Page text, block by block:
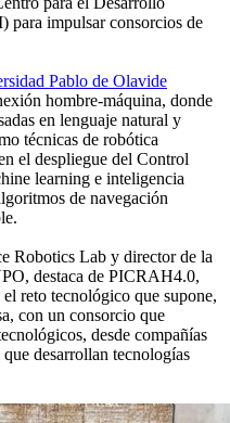
impulsar consorcios de
Pablo de Olavide
hombre-máquina, donde
en lenguaje natural y
técnicas de robótica
el despliegue del Control
learning e inteligencia
de navegación
Robotics Lab y director de la
destaca de PICRAH4.0,
reto tecnológico que supone,
con un consorcio que
desde compañías
desarrollan tecnologías